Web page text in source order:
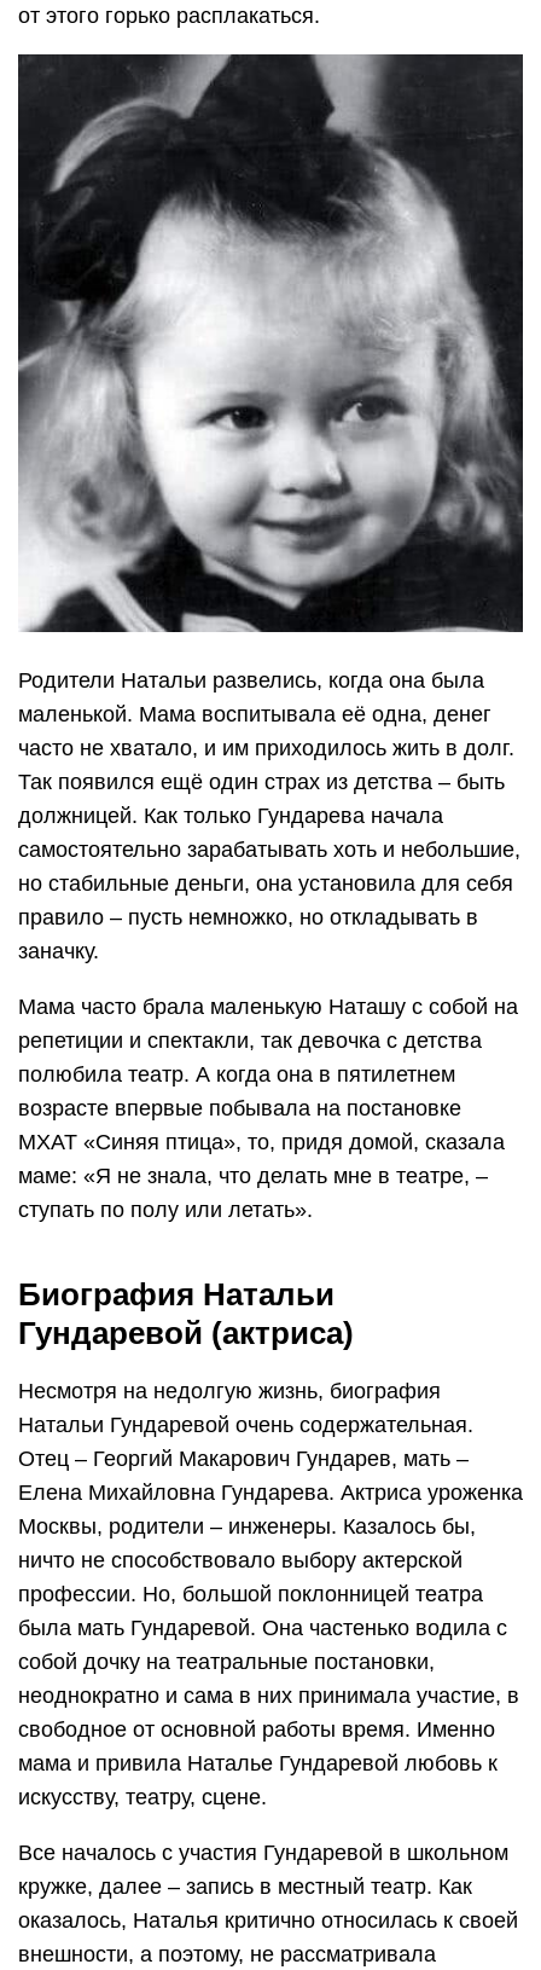
от этого горько расплакаться.
Родители Натальи развелись, когда она была
маленькой. Мама воспитывала её одна, денег
часто не хватало, и им приходилось жить в долг.
Так появился ещё один страх из детства – быть
должницей. Как только Гундарева начала
самостоятельно зарабатывать хоть и небольшие,
но стабильные деньги, она установила для себя
правило – пусть немножко, но откладывать в
заначку.
Мама часто брала маленькую Наташу с собой на
репетиции и спектакли, так девочка с детства
полюбила театр. А когда она в пятилетнем
возрасте впервые побывала на постановке
МХАТ «Синяя птица», то, придя домой, сказала
маме: «Я не знала, что делать мне в театре, –
ступать по полу или летать».
Биография Натальи
Гундаревой (актриса)
Несмотря на недолгую жизнь, биография
Натальи Гундаревой очень содержательная.
Отец – Георгий Макарович Гундарев, мать –
Елена Михайловна Гундарева. Актриса уроженка
Москвы, родители – инженеры. Казалось бы,
ничто не способствовало выбору актерской
профессии. Но, большой поклонницей театра
была мать Гундаревой. Она частенько водила с
собой дочку на театральные постановки,
неоднократно и сама в них принимала участие, в
свободное от основной работы время. Именно
мама и привила Наталье Гундаревой любовь к
искусству, театру, сцене.
Все началось с участия Гундаревой в школьном
кружке, далее – запись в местный театр. Как
оказалось, Наталья критично относилась к своей
внешности, а поэтому, не рассматривала